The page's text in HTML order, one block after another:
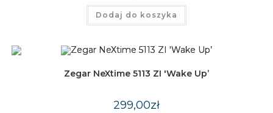
Dodaj do koszyka
Zegar NeXtime 5113 ZI 'Wake Up’
299,00zł